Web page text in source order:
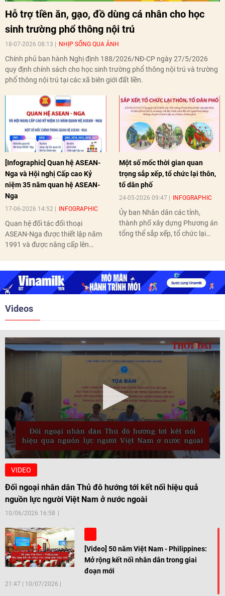
Hỗ trợ tiền ăn, gạo, đồ dùng cá nhân cho học
sinh trường phổ thông nội trú
18-07-2026 08:13 NHỊP SỐNG QUA ẢNH
Chính phủ ban hành Nghị định 188/2026/NĐ-CP ngày 27/5/2026
quy định chính sách cho học sinh trường phổ thông nội trú và trường
phổ thông nội trú tại các xã biên giới đất liền.
[Infographic] Quan hệ ASEAN-
Nga và Hội nghị Cấp cao Kỷ
niệm 35 năm quan hệ ASEAN-
Nga
17-06-2026 14:52 INFOGRAPHIC
Quan hệ đối tác đối thoại
ASEAN-Nga được thiết lập năm
1991 và được nâng cấp lên
nghị Cấp cao vào các năm 2005,
2010, 2016, 2018, 2021.
Một số mốc thời gian quan
trọng sắp xếp, tổ chức lại thôn,
tổ dân phố
24-05-2026 09:47 INFOGRAPHIC
Ủy ban Nhân dân các tỉnh,
thành phố xây dựng Phương án
tổng thể sắp xếp, tổ chức lại
Videos
VIDEO
Đối ngoại nhân dân Thủ đô hướng tới kết nối hiệu quả
nguồn lực người Việt Nam ở nước ngoài
10/06/2026 16:58
[Video] 50 năm Việt Nam - Philippines:
Mở rộng kết nối nhân dân trong giai
đoạn mới
21:47 10/07/2026